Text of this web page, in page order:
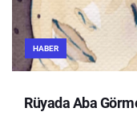
HABER
Rüyada Aba